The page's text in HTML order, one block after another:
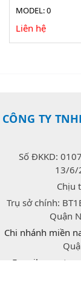
MODEL: 0
Liên hệ
CÔNG TY
Số ĐKKD:
13/6/
Chịu
Trụ sở chính:
Quận
Chi nhánh miền
E-mail: